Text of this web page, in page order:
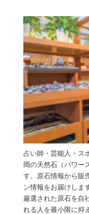
占い師・芸能人・ス
岡の天然石（パワー
す。原石情報から販
ン情報をお届けしま
厳選された原石を自
れる人を最小限に抑